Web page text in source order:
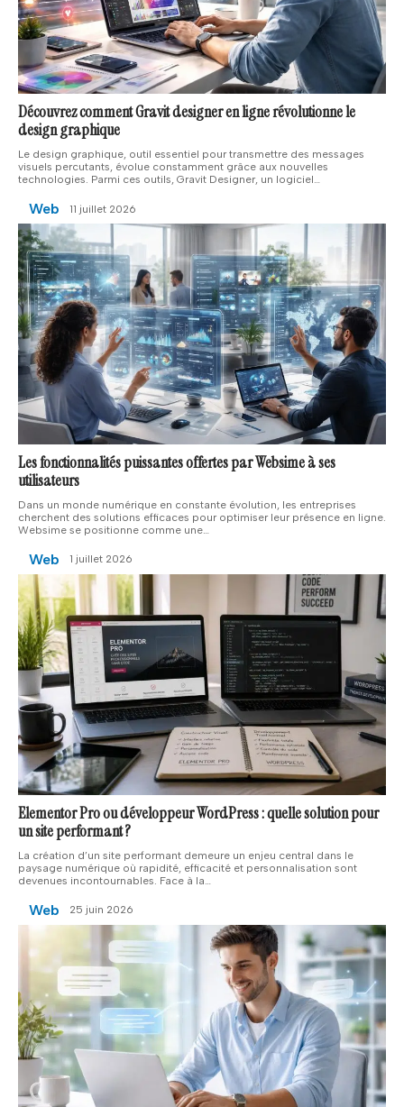
Découvrez comment Gravit designer en ligne révolutionne le
design graphique
Le design graphique, outil essentiel pour transmettre des messages
visuels percutants, évolue constamment grâce aux nouvelles
technologies. Parmi ces outils, Gravit Designer, un logiciel…
Web 11 juillet 2026
Les fonctionnalités puissantes offertes par Websime à ses
utilisateurs
Dans un monde numérique en constante évolution, les entreprises
cherchent des solutions efficaces pour optimiser leur présence en ligne.
Websime se positionne comme une…
Web 1 juillet 2026
Elementor Pro ou développeur WordPress : quelle solution pour
un site performant ?
La création d’un site performant demeure un enjeu central dans le
paysage numérique où rapidité, efficacité et personnalisation sont
devenues incontournables. Face à la
Web 25 juin 2026